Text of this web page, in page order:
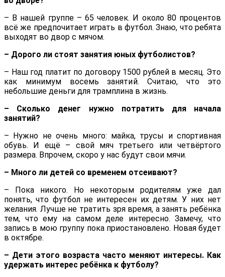
– В нашей группе – 65 человек. И около 80 процентов
всё же предпочитает играть в футбол. Знаю, что ребята
выходят во двор с мячом.
– Дорого ли стоят занятия юных футболистов?
– Наш год платит по договору 1500 рублей в месяц. Это
как минимум восемь занятий. Считаю, что это
небольшие деньги для трамплина в жизнь.
– Сколько денег нужно потратить для начала
занятий?
– Нужно не очень много: майка, трусы и спортивная
обувь. И ещё – свой мяч третьего или четвёртого
размера. Впрочем, скоро у нас будут свои мячи.
– Много ли детей со временем отсеивают?
– Пока никого. Но некоторым родителям уже дал
понять, что футбол не интересен их детям. У них нет
желания. Лучше не тратить зря время, а занять ребёнка
тем, что ему на самом деле интересно. Замечу, что
запись в мою группу пока приостановлено. Новая будет
в октябре.
– Дети этого возраста часто меняют интересы. Как
удержать интерес ребёнка к футболу?